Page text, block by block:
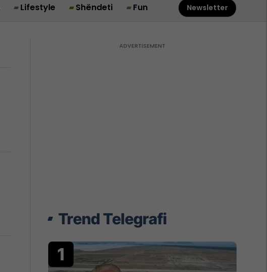
Lifestyle Shëndeti Fun Newsletter
Trend Telegrafi